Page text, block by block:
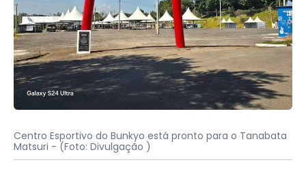
Centro Esportivo do Bunkyo está pronto para o Tanabata
Matsuri - (Foto: Divulgação )